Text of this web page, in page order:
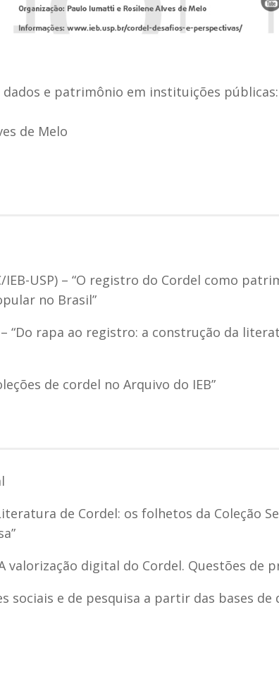
dados e patrimônio em instituições
de Melo
USP) – “O registro do Cordel como
no Brasil”
– “Do rapa ao registro: a construção da
de cordel no Arquivo do IEB”
de Cordel: os folhetos da Coleção
valorização digital do Cordel. Questões de
sociais e de pesquisa a partir das bases